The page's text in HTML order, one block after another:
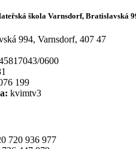
škola Varnsdorf, Bratislavská
994, Varnsdorf, 407 47
0600
199
kvimtv3
720 936 977